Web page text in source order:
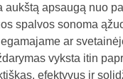
apsaugą nuo
spalvos sonoma
ar
vyksta itin
efektyvus ir